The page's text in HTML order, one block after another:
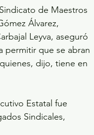
de Maestros
Álvarez,
Leyva, aseguró
permitir que se abran
dijo, tiene en
Estatal fue
Sindicales,